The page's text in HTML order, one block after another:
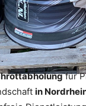
für
in